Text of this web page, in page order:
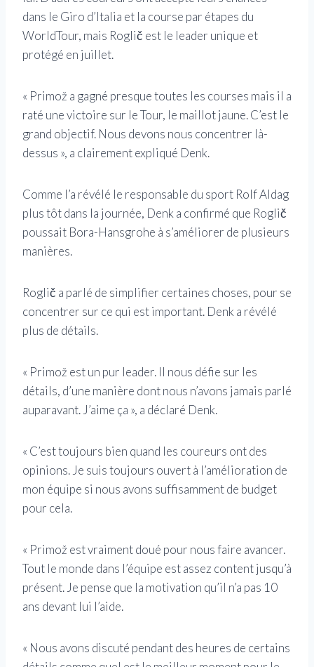
dans le Giro d’Italia et la course par étapes du
WorldTour, mais Roglič est le leader unique et
protégé en juillet.
« Primož a gagné presque toutes les courses mais il a
raté une victoire sur le Tour, le maillot jaune. C’est le
grand objectif. Nous devons nous concentrer là-
dessus », a clairement expliqué Denk.
Comme l’a révélé le responsable du sport Rolf Aldag
plus tôt dans la journée, Denk a confirmé que Roglič
poussait Bora-Hansgrohe à s’améliorer de plusieurs
manières.
Roglič a parlé de simplifier certaines choses, pour se
concentrer sur ce qui est important. Denk a révélé
plus de détails.
« Primož est un pur leader. Il nous défie sur les
détails, d’une manière dont nous n’avons jamais parlé
auparavant. J’aime ça », a déclaré Denk.
« C’est toujours bien quand les coureurs ont des
opinions. Je suis toujours ouvert à l’amélioration de
mon équipe si nous avons suffisamment de budget
pour cela.
« Primož est vraiment doué pour nous faire avancer.
Tout le monde dans l’équipe est assez content jusqu’à
présent. Je pense que la motivation qu’il n’a pas 10
ans devant lui l’aide.
« Nous avons discuté pendant des heures de certains